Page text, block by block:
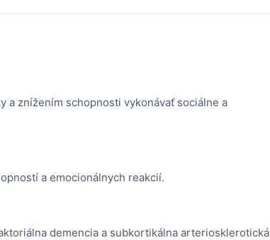
a znížením schopnosti vykonávať sociálne a
a emocionálnych reakcií.
demencia a subkortikálna arteriosklerotická